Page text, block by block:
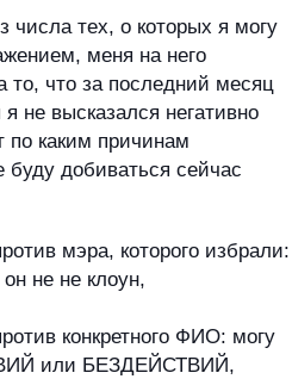
числа тех, о которых я могу
меня на него
то, что за последний месяц
не высказался негативно
по каким причинам
добиваться сейчас
мэра, которого избрали:
не не клоун,
конкретного ФИО: могу
или БЕЗДЕЙСТВИЙ,